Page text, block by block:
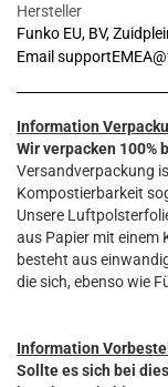
Hersteller
Funko EU, BV,
Email
Information
Wir verpacken 100%
Versandverpackung
Kompostierbarkeit
Unsere
aus Papier mit einem
besteht aus
die sich, ebenso wie
Information
Sollte es sich bei